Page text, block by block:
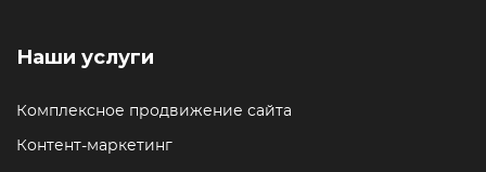
Наши услуги
Комплексное продвижение сайта
Контент-маркетинг